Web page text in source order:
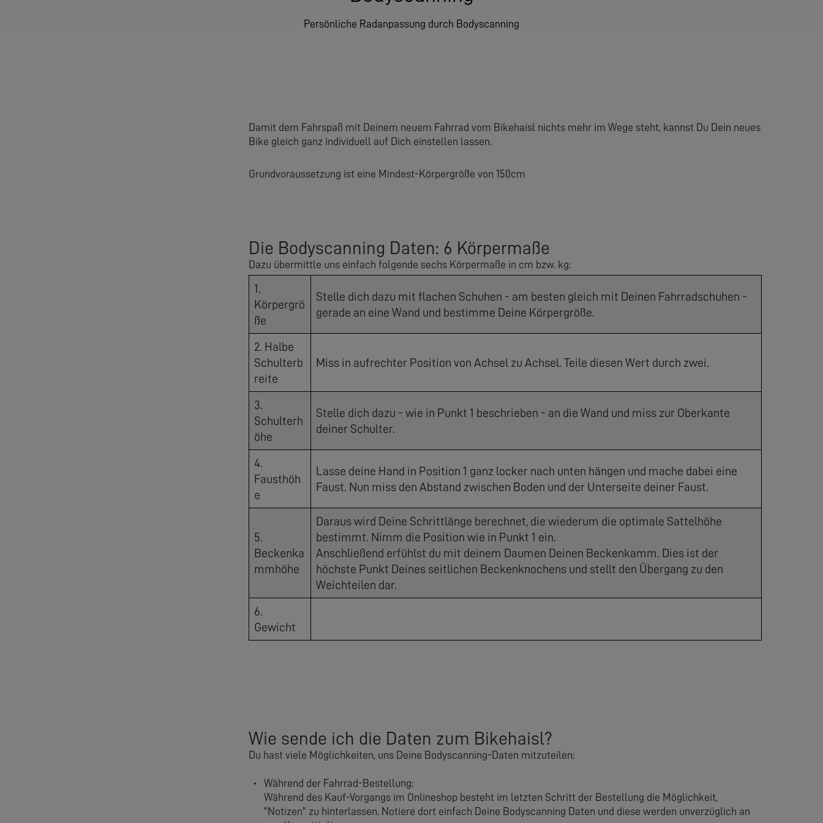
Persönliche Radanpassung durch Bodyscanning
Damit dem Fahrspaß mit Deinem neuem Fahrrad vom Bikehaisl nichts mehr im Wege steht, kannst Du Dein neues
Bike gleich ganz individuell auf Dich einstellen lassen.
Grundvoraussetzung ist eine Mindest-Körpergröße von 150cm
Die Bodyscanning Daten: 6 Körpermaße
Dazu übermittle uns einfach folgende sechs Körpermaße in cm bzw. kg:
1.
Körpergrö
ße
Stelle dich dazu mit flachen Schuhen - am besten gleich mit Deinen Fahrradschuhen -
gerade an eine Wand und bestimme Deine Körpergröße.
2. Halbe
Schulterb
reite
Miss in aufrechter Position von Achsel zu Achsel. Teile diesen Wert durch zwei.
3.
Schulterh
öhe
Stelle dich dazu - wie in Punkt 1 beschrieben - an die Wand und miss zur Oberkante
deiner Schulter.
4.
Fausthöh
e
Lasse deine Hand in Position 1 ganz locker nach unten hängen und mache dabei eine
Faust. Nun miss den Abstand zwischen Boden und der Unterseite deiner Faust.
5.
Beckenka
mmhöhe
Daraus wird Deine Schrittlänge berechnet, die wiederum die optimale Sattelhöhe
bestimmt. Nimm die Position wie in Punkt 1 ein.
Anschließend erfühlst du mit deinem Daumen Deinen Beckenkamm. Dies ist der
höchste Punkt Deines seitlichen Beckenknochens und stellt den Übergang zu den
Weichteilen dar.
6.
Gewicht
Wie sende ich die Daten zum Bikehaisl?
Du hast viele Möglichkeiten, uns Deine Bodyscanning-Daten mitzuteilen:
Während der Fahrrad-Bestellung:
Während des Kauf-Vorgangs im Onlineshop besteht im letzten Schritt der Bestellung die Möglichkeit,
"Notizen" zu hinterlassen. Notiere dort einfach Deine Bodyscanning Daten und diese werden unverzüglich an